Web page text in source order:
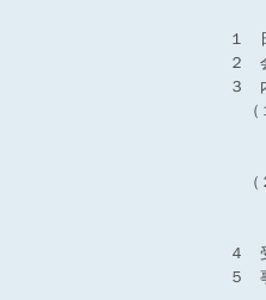
１
２
３
（
講
エ
（
講
４
５